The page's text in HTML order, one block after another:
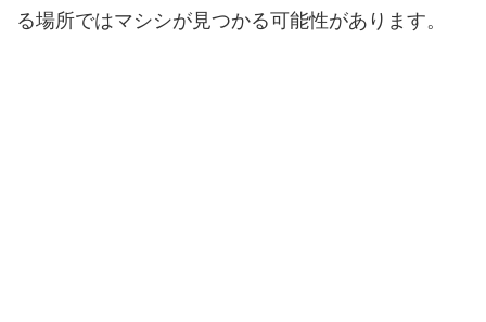
る場所ではマシシが見つかる可能性があります。